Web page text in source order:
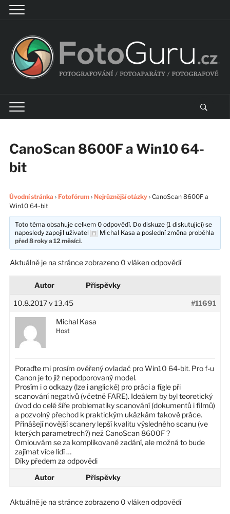
CanoScan 8600F a Win10 64-
bit
Úvodní stránka › Fotofórum › Nejrůznější otázky › CanoScan 8600F a
Win10 64-bit
Toto téma obsahuje celkem 0 odpovědí. Do diskuze (1 diskutující) se
naposledy zapojil uživatel
Michal Kasa a poslední změna proběhla
před 8 roky a 12 měsíci.
Aktuálně je na stránce zobrazeno 0 vláken odpovědí
Autor Příspěvky
10.8.2017 v 13.45 #11691
Michal Kasa
Host
Poraďte mi prosím ověřený ovladač pro Win10 64-bit. Pro f-u
Canon je to již nepodporovaný model.
Prosím i o odkazy (lze i anglické) pro práci a fígle při
scanování negativů (včetně FARE). Ideálem by byl teoretický
úvod do celé šíře problematiky scanování (dokumentů i filmů)
a pozvolný přechod k praktickým ukázkám takové práce.
Přinášejí novější scanery lepší kvalitu výsledného scanu (ve
kterých parametrech?) než CanoScan 8600F ?
Omlouvám se za komplikované zadání, ale možná to bude
zajímat více lidí …
Díky předem za odpovědi
Autor
Příspěvky
Aktuálně je na stránce zobrazeno 0 vláken odpovědí